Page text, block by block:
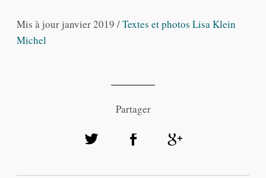
Mis à jour janvier 2019 /Textes et photos Lisa Klein
Michel
Partager